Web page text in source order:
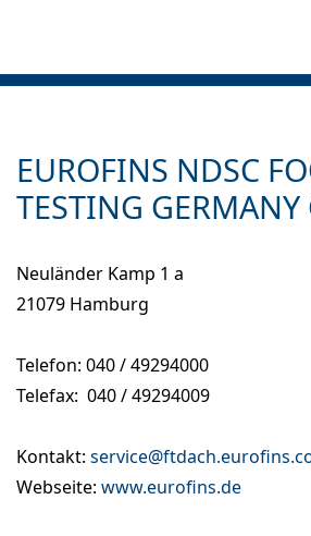
EUROFINS NDSC
TESTING
Neuländer Kamp 1 a
21079 Hamburg
Telefon: 040 / 49294000
Telefax: 040 / 49294009
Kontakt:
Webseite: www.eurofins.de